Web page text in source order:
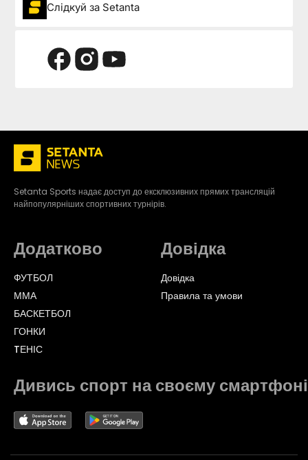
Слідкуй за Setanta
Setanta Sports надає доступ до ексклюзивних прямих трансляцій
найпопулярніших спортивних турнірів.
Додатково
ФУТБОЛ
ММА
БАСКЕТБОЛ
ГОНКИ
TЕНІС
Довідка
Довідка
Правила та умови
Дивись спорт на своєму смартфоні